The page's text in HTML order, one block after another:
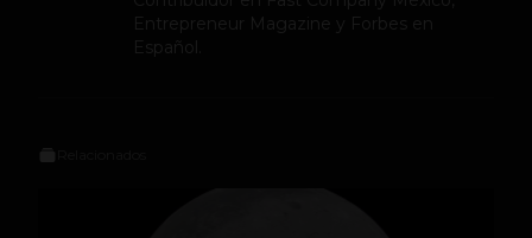
Entrepreneur Magazine y Forbes en
Español.